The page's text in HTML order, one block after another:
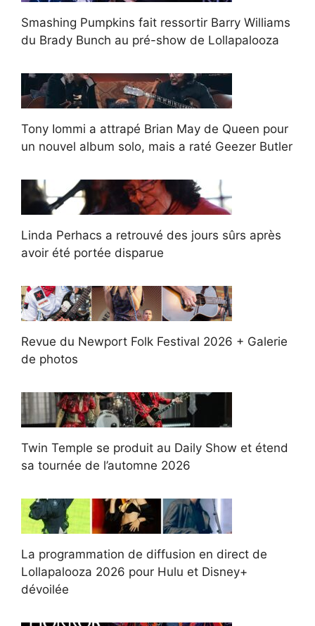
Smashing Pumpkins fait ressortir Barry Williams
du Brady Bunch au pré-show de Lollapalooza
Tony Iommi a attrapé Brian May de Queen pour
un nouvel album solo, mais a raté Geezer Butler
Linda Perhacs a retrouvé des jours sûrs après
avoir été portée disparue
Revue du Newport Folk Festival 2026 + Galerie
de photos
Twin Temple se produit au Daily Show et étend
sa tournée de l’automne 2026
La programmation de diffusion en direct de
Lollapalooza 2026 pour Hulu et Disney+
dévoilée